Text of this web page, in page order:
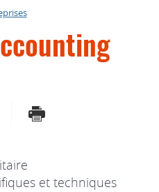
TWITTERSUR LINKEDIN
IMPRIMER
et techniques